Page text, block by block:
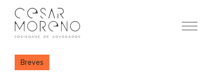
para
conteúdo
Breves